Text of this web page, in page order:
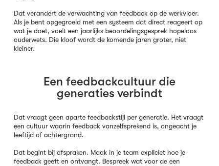
Dat verandert de verwachting van feedback op de werkvloer.
Als je bent opgegroeid met een systeem dat direct reageert op
wat je doet, voelt een jaarlijks beoordelingsgesprek hopeloos
ouderwets. Die kloof wordt de komende jaren groter, niet
kleiner.
Een feedbackcultuur die
generaties verbindt
Dat vraagt geen aparte feedbackstijl per generatie. Het vraagt
een cultuur waarin feedback vanzelfsprekend is, ongeacht je
leeftijd of achtergrond.
Dat begint bij afspraken. Maak in je team expliciet hoe je
feedback geeft en ontvangt. Bespreek wat voor de een